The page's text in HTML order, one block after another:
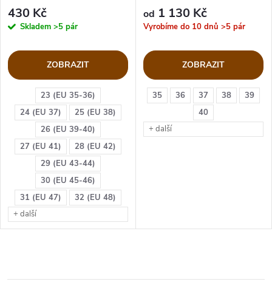
23 (EU 35-36)
24 (EU 37)
25 (EU 38)
26 (EU 39-40)
27 (EU 41)
28 (EU 42)
29 (EU 43-44)
30 (EU 45-46)
31 (EU 47)
32 (EU 48)
+ další
430 Kč
Skladem >5 pár
ZOBRAZIT
35 36 37 38
39
40
+ další
od 1 130 Kč
Vyrobíme do 10 dnů >5 pár
ZOBRAZIT